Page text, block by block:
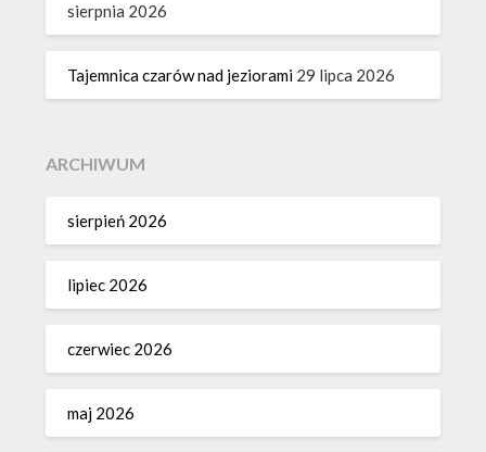
sierpnia 2026
Tajemnica czarów nad jeziorami 29 lipca 2026
ARCHIWUM
sierpień 2026
lipiec 2026
czerwiec 2026
maj 2026